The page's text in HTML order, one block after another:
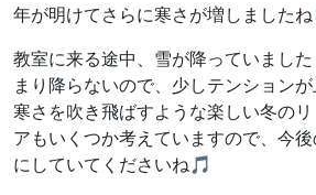
年が明けてさらに寒さが増しまし
教室に来る途中、雪が降っていまし
まり降らないので、少しテンション
寒さを吹き飛ばすような楽しい冬の
アもいくつか考えていますので、今
にしていてくださいね🎵